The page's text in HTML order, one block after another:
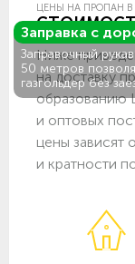
Заправка с
Заправочный
50 метров
газгольдер без
ЦЕНЫ НА ПРОПАН
Ниже
на доставку
образованию
и оптовых
цены зависят
и кратности